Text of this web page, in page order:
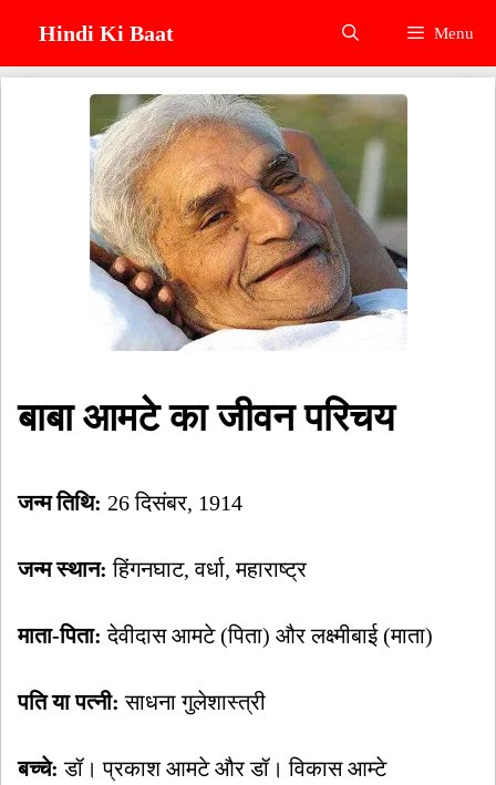
content
Hindi Ki Baat Menu
बाबा आमटे का जीवन परिचय
जन्म तिथि: 26 दिसंबर, 1914
जन्म स्थान: हिंगनघाट, वर्धा, महाराष्ट्र
माता-पिता: देवीदास आमटे (पिता) और लक्ष्मीबाई (माता)
पति या पत्नी: साधना गुलेशास्त्री
बच्चे: डॉ। प्रकाश आमटे और डॉ। विकास आम्टे